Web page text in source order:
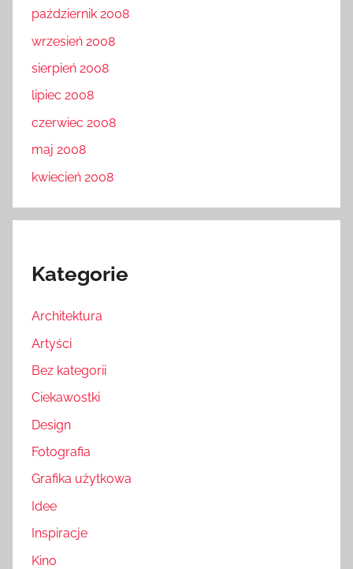
październik 2008
wrzesień 2008
sierpień 2008
lipiec 2008
czerwiec 2008
maj 2008
kwiecień 2008
Kategorie
Architektura
Artyści
Bez kategorii
Ciekawostki
Design
Fotografia
Grafika użytkowa
Idee
Inspiracje
Kino